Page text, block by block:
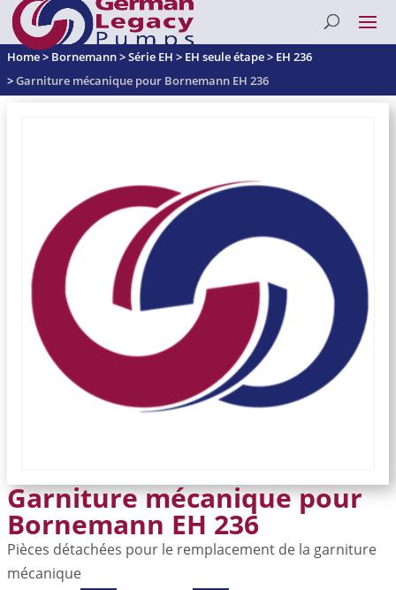
Home> Bornemann>Série EH > EH seule étape> EH 236
>Garniture mécanique pour Bornemann EH 236
Garniture mécanique pour
Bornemann EH 236
Pièces détachées pour le remplacement de la garniture
mécanique